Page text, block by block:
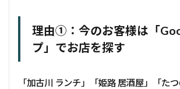
理由①：今のお客様は「
プ」でお店を探す
「加古川 ランチ」「姫路 居酒屋」「たつ